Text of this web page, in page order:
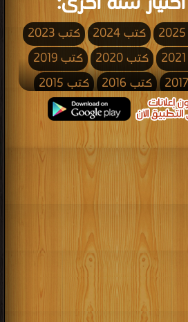
كتب 2024
كتب 2023
كتب 2020
كتب 2019
كتب 2016
كتب 2015
كتب 2012
كتب 2011
كتب 2008
كتب 2004
كتب 2003
كتب 2000
كتب 1992
كتب 1991
كتب 1988
كتب 1987
كتب 1984
كتب 1983
كتب 1980
كتب 1979